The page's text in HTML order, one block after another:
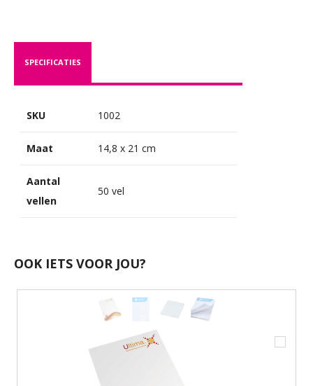
SPECIFICATIES
SKU 1002
Maat 14,8 x 21 cm
Aantal
vellen
50 vel
OOK IETS VOOR JOU?